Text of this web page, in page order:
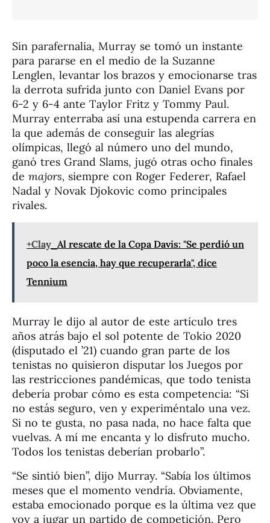
Sin parafernalia, Murray se tomó un instante
para pararse en el medio de la Suzanne
Lenglen, levantar los brazos y emocionarse tras
la derrota sufrida junto con Daniel Evans por
6-2 y 6-4 ante Taylor Fritz y Tommy Paul.
Murray enterraba así una estupenda carrera en
la que además de conseguir las alegrías
olímpicas, llegó al número uno del mundo,
ganó tres Grand Slams, jugó otras ocho finales
de majors, siempre con Roger Federer, Rafael
Nadal y Novak Djokovic como principales
rivales.
+Clay Al rescate de la Copa Davis: "Se perdió un
poco la esencia, hay que recuperarla", dice
Tennium
Murray le dijo al autor de este artículo tres
años atrás bajo el sol potente de Tokio 2020
(disputado el ’21) cuando gran parte de los
tenistas no quisieron disputar los Juegos por
las restricciones pandémicas, que todo tenista
debería probar cómo es esta competencia: “Si
no estás seguro, ven y experiméntalo una vez.
Si no te gusta, no pasa nada, no hace falta que
vuelvas. A mí me encanta y lo disfruto mucho.
Todos los tenistas deberían probarlo”.
“Se sintió bien”, dijo Murray. “Sabía los últimos
meses que el momento vendría. Obviamente,
estaba emocionado porque es la última vez que
voy a jugar un partido de competición. Pero